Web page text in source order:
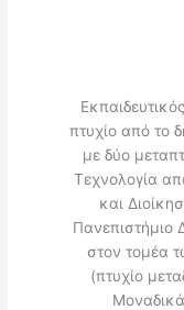
πτυχίο από το
με δύο
Τεχνολογία
και
Πανεπιστήμιο
στον τομέα
(πτυχίο